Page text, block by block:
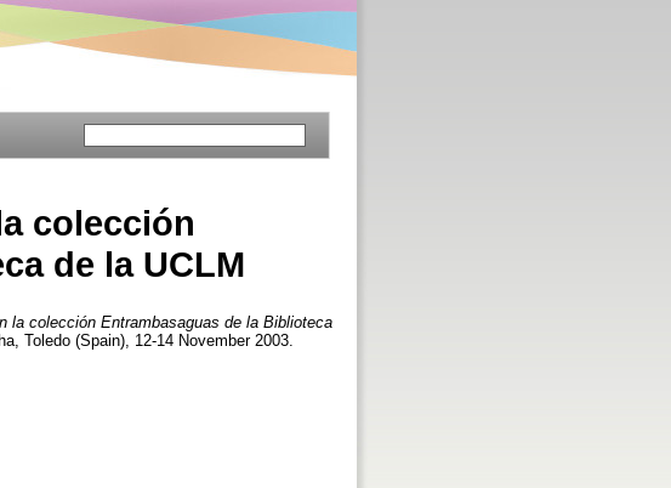
colección
de la UCLM
la colección Entrambasaguas de la Biblioteca
Toledo (Spain), 12-14 November 2003.